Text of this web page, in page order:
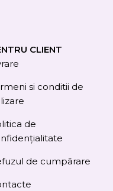
CLIENT
si conditii de
de
de cumpărare